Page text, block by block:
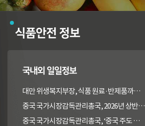
식품안전 정보
국내외 일일정보
대만 위생복지부장, 식품 원료·반제품까지 이상 통보 의무 확대 추진
중국 국가시장감독관리총국, 2026년 상반기 시장감독관리부서 식품안전 감독 샘플검사 현황 통보
중국 국가시장감독관리총국, ‘중국 주도 동물용의약품 잔류 검사방법 국제표준 2건' 발표